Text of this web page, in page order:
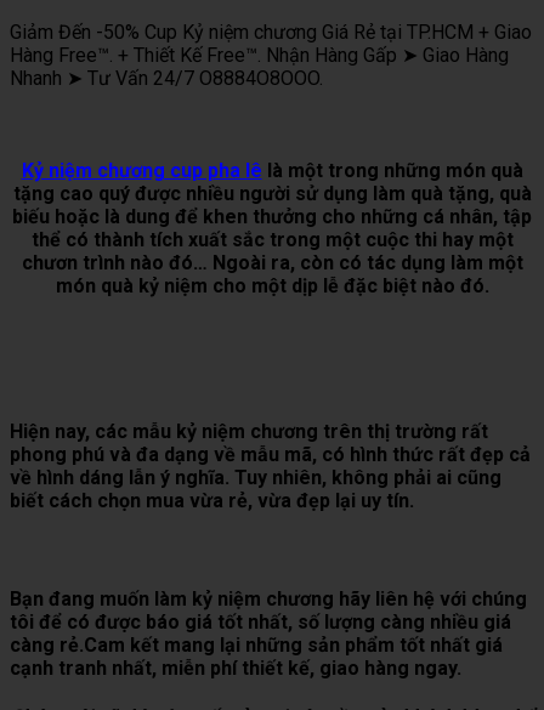
Giảm Đến -50% Cup Kỷ niệm chương Giá Rẻ tại TP.HCM + Giao
Hàng Free™. + Thiết Kế Free™. Nhận Hàng Gấp ➤ Giao Hàng
Nhanh ➤ Tư Vấn 24/7 O8884O8OOO.
Kỷ niệm chương cup pha lê là một trong những món quà
tặng cao quý được nhiều người sử dụng làm quà tặng, quà
biếu hoặc là dung để khen thưởng cho những cá nhân, tập
thể có thành tích xuất sắc trong một cuộc thi hay một
chươn trình nào đó… Ngoài ra, còn có tác dụng làm một
món quà kỷ niệm cho một dịp lễ đặc biệt nào đó.
Hiện nay, các mẫu kỷ niệm chương trên thị trường rất
phong phú và đa dạng về mẫu mã, có hình thức rất đẹp cả
về hình dáng lẫn ý nghĩa. Tuy nhiên, không phải ai cũng
biết cách chọn mua vừa rẻ, vừa đẹp lại uy tín.
Bạn đang muốn làm kỷ niệm chương hãy liên hệ với chúng
tôi để có được báo giá tốt nhất, số lượng càng nhiều giá
càng rẻ.Cam kết mang lại những sản phẩm tốt nhất giá
cạnh tranh nhất, miễn phí thiết kế, giao hàng ngay.